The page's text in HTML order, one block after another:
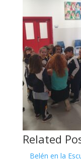
Related
Belén en la